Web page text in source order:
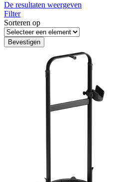
De resultaten weergeven
Filter
Sorteren op
Bevestigen